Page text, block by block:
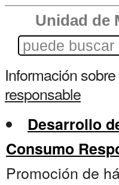
Unidad de
Información sobre
responsable
Desarrollo
Consumo
Promoción de